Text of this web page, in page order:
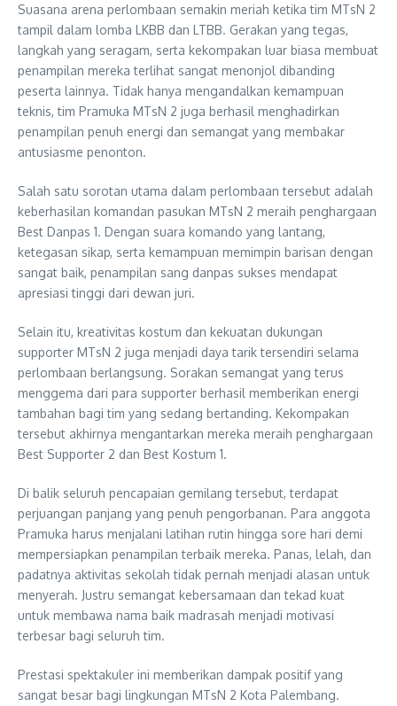
Suasana arena perlombaan semakin meriah ketika tim MTsN 2
tampil dalam lomba LKBB dan LTBB. Gerakan yang tegas,
langkah yang seragam, serta kekompakan luar biasa membuat
penampilan mereka terlihat sangat menonjol dibanding
peserta lainnya. Tidak hanya mengandalkan kemampuan
teknis, tim Pramuka MTsN 2 juga berhasil menghadirkan
penampilan penuh energi dan semangat yang membakar
antusiasme penonton.
Salah satu sorotan utama dalam perlombaan tersebut adalah
keberhasilan komandan pasukan MTsN 2 meraih penghargaan
Best Danpas 1. Dengan suara komando yang lantang,
ketegasan sikap, serta kemampuan memimpin barisan dengan
sangat baik, penampilan sang danpas sukses mendapat
apresiasi tinggi dari dewan juri.
Selain itu, kreativitas kostum dan kekuatan dukungan
supporter MTsN 2 juga menjadi daya tarik tersendiri selama
perlombaan berlangsung. Sorakan semangat yang terus
menggema dari para supporter berhasil memberikan energi
tambahan bagi tim yang sedang bertanding. Kekompakan
tersebut akhirnya mengantarkan mereka meraih penghargaan
Best Supporter 2 dan Best Kostum 1.
Di balik seluruh pencapaian gemilang tersebut, terdapat
perjuangan panjang yang penuh pengorbanan. Para anggota
Pramuka harus menjalani latihan rutin hingga sore hari demi
mempersiapkan penampilan terbaik mereka. Panas, lelah, dan
padatnya aktivitas sekolah tidak pernah menjadi alasan untuk
menyerah. Justru semangat kebersamaan dan tekad kuat
untuk membawa nama baik madrasah menjadi motivasi
terbesar bagi seluruh tim.
Prestasi spektakuler ini memberikan dampak positif yang
sangat besar bagi lingkungan MTsN 2 Kota Palembang.